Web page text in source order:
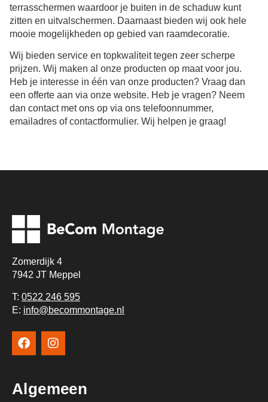
terrasschermen waardoor je buiten in de schaduw kunt
zitten en uitvalschermen. Daarnaast bieden wij ook hele
mooie mogelijkheden op gebied van raamdecoratie.
Wij bieden service en topkwaliteit tegen zeer scherpe
prijzen. Wij maken al onze producten op maat voor jou.
Heb je interesse in één van onze producten? Vraag dan
een offerte aan via onze website. Heb je vragen? Neem
dan contact met ons op via ons telefoonnummer,
emailadres of contactformulier. Wij helpen je graag!
Zomerdijk 4
7942 JT Meppel
T: 0522 246 595
E: info@becommontage.nl
Algemeen